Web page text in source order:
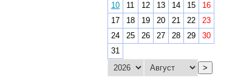
10
11 12 13 14 15
16
17
18 19 20 21 22
23
24
25 26 27 28 29
30
31
>